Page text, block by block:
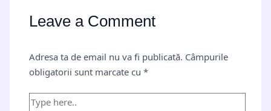
Leave a Comment
Adresa ta de email nu va fi publicată. Câmpurile
obligatorii sunt marcate cu*